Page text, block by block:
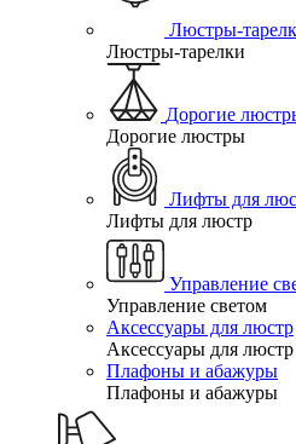
Люстры-
Люстры-тарелки
Дорогие
Дорогие люстры
Лифты для
Лифты для люстр
Управление
Управление светом
Аксессуары для люстр
Аксессуары для люстр
Плафоны и абажуры
Плафоны и абажуры